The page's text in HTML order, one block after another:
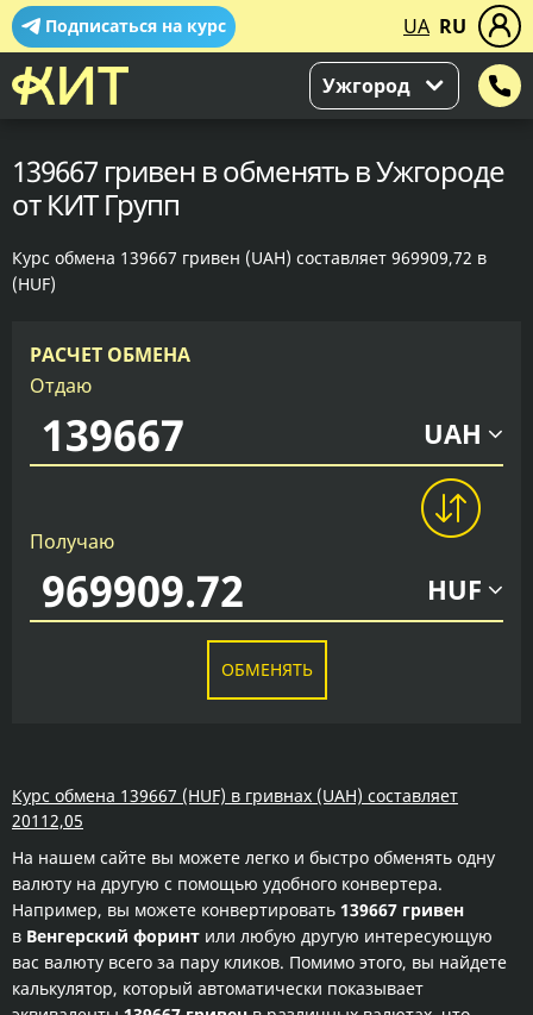
Подписаться на курс UA RU
Ужгород
139667 гривен в обменять в Ужгороде
от КИТ Групп
Курс обмена 139667 гривен (UAH) составляет 969909,72 в
(HUF)
РАСЧЕТ ОБМЕНА
Отдаю
UAH
Получаю
HUF
ОБМЕНЯТЬ
Курс обмена 139667 (HUF) в гривнах (UAH) составляет
20112,05
На нашем сайте вы можете легко и быстро обменять одну
валюту на другую с помощью удобного конвертера.
Например, вы можете конвертировать 139667 гривен
в Венгерский форинт или любую другую интересующую
вас валюту всего за пару кликов. Помимо этого, вы найдете
калькулятор, который автоматически показывает